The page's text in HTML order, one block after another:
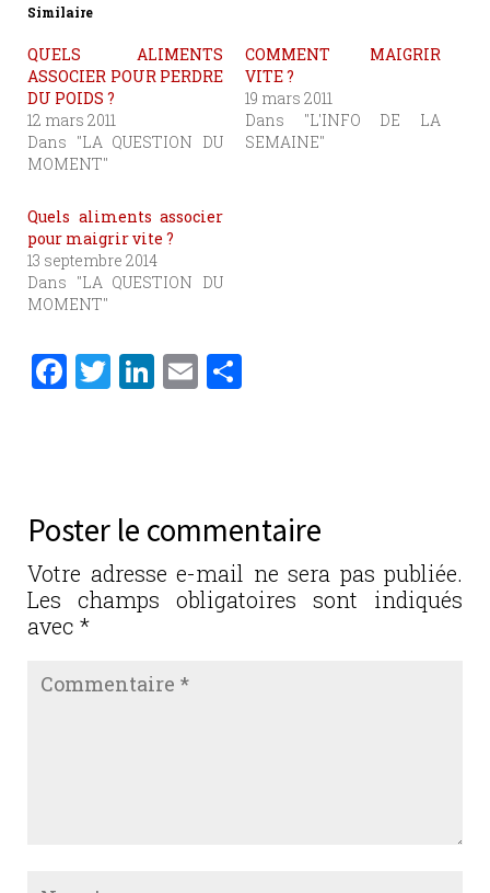
Similaire
QUELS ALIMENTS
ASSOCIER POUR PERDRE
DU POIDS ?
12 mars 2011
Dans "LA QUESTION DU
MOMENT"
COMMENT MAIGRIR
VITE ?
19 mars 2011
Dans "L'INFO DE LA
SEMAINE"
Quels aliments associer
pour maigrir vite ?
13 septembre 2014
Dans "LA QUESTION DU
MOMENT"
F
b
o
o
k
T
r
Li
n
E
er
Poster le commentaire
Votre adresse e-mail ne sera pas publiée.
Les champs obligatoires sont indiqués
avec *